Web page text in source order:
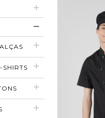
add_circle_outline